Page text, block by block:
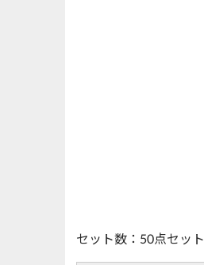
セット数：50点セット